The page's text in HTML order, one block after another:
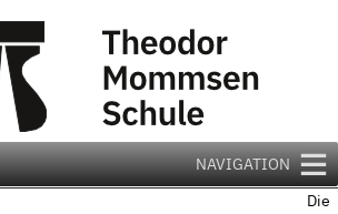
NAVIGATION